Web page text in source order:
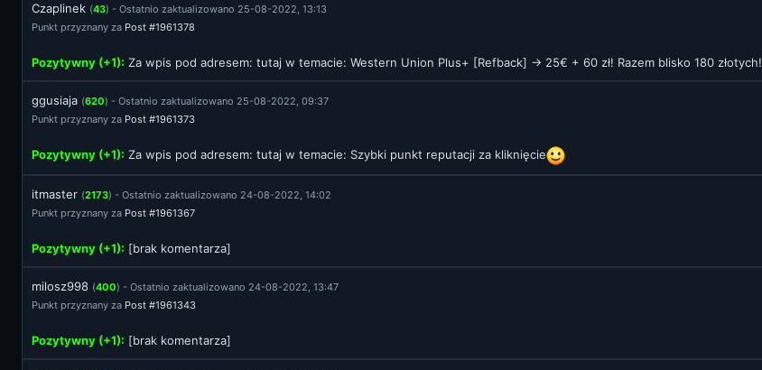
Czaplinek (43) - Ostatnio zaktualizowano 25-08-2022, 13:13
Punkt przyznany za Post #1961378
Pozytywny (+1): Za wpis pod adresem: tutaj w temacie: Western Union Plus+ [Refback] -> 25€ + 60 zł! Razem blisko 180 złotych!
ggusiaja (620) - Ostatnio zaktualizowano 25-08-2022, 09:37
Punkt przyznany za Post #1961373
Pozytywny (+1): Za wpis pod adresem: tutaj w temacie: Szybki punkt reputacji za kliknięcie
itmaster (2173) - Ostatnio zaktualizowano 24-08-2022, 14:02
Punkt przyznany za Post #1961367
Pozytywny (+1): [brak komentarza]
milosz998 (400) - Ostatnio zaktualizowano 24-08-2022, 13:47
Punkt przyznany za Post #1961343
Pozytywny (+1): [brak komentarza]